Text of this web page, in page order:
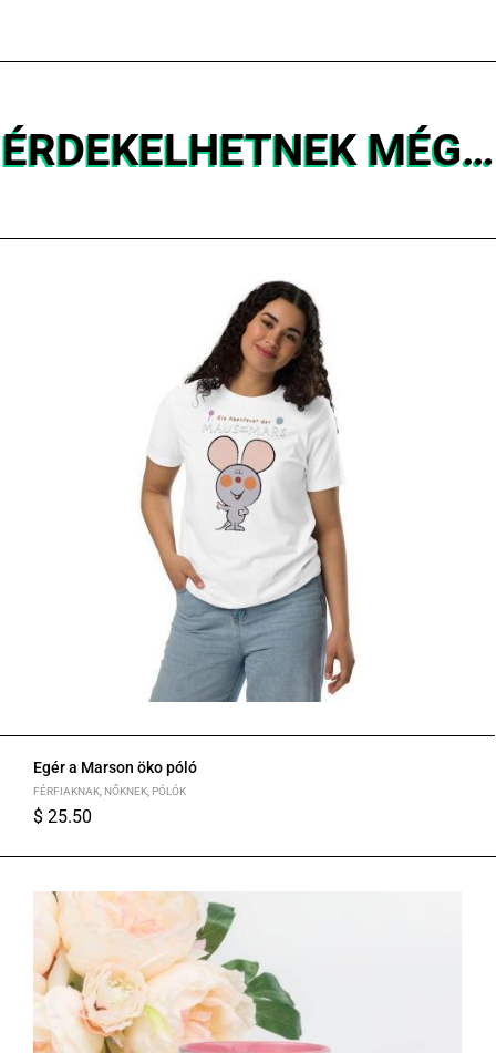
ÉRDEKELHETNEK MÉG…
Egér a Marson öko póló
FÉRFIAKNAK NŐKNEK PÓLÓK
$ 25.50